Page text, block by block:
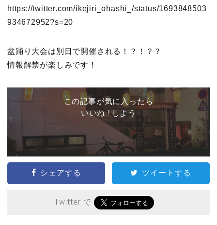
https://twitter.com/ikejiri_ohashi_/status/1693848503
934672952?s=20
盆踊り大会は別日で開催される！？！？？
情報解禁が楽しみです！
この記事が気に入ったら
いいね ! しよう
シェアする ツイートする
Twitter で